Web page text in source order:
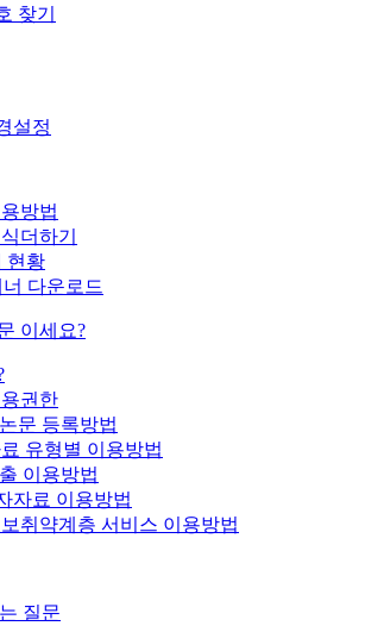
찾기
설정
방법
더하기
현황
다운로드
이세요?
권한
문 등록방법
유형별 이용방법
이용방법
자료 이용방법
취약계층 서비스 이용방법
질문